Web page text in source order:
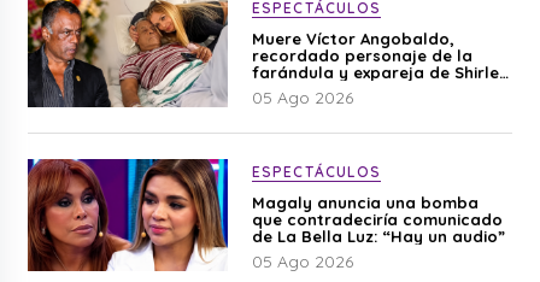
ESPECTÁCULOS
Muere Víctor Angobaldo,
recordado personaje de la
farándula y expareja de Shirley
Cherres
05 Ago 2026
ESPECTÁCULOS
Magaly anuncia una bomba
que contradeciría comunicado
de La Bella Luz: “Hay un audio”
05 Ago 2026